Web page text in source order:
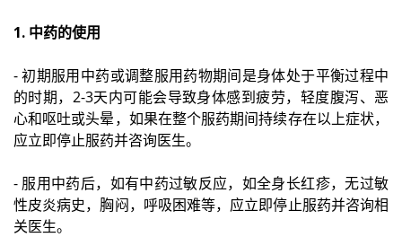
1. 中药的使用
- 初期服用中药或调整服用药物期间是身体处于平衡过程中
的时期，2-3天内可能会导致身体感到疲劳，轻度腹泻、恶
心和呕吐或头晕，如果在整个服药期间持续存在以上症状，
应立即停止服药并咨询医生。
- 服用中药后，如有中药过敏反应，如全身长红疹，无过敏
性皮炎病史，胸闷，呼吸困难等，应立即停止服药并咨询相
关医生。